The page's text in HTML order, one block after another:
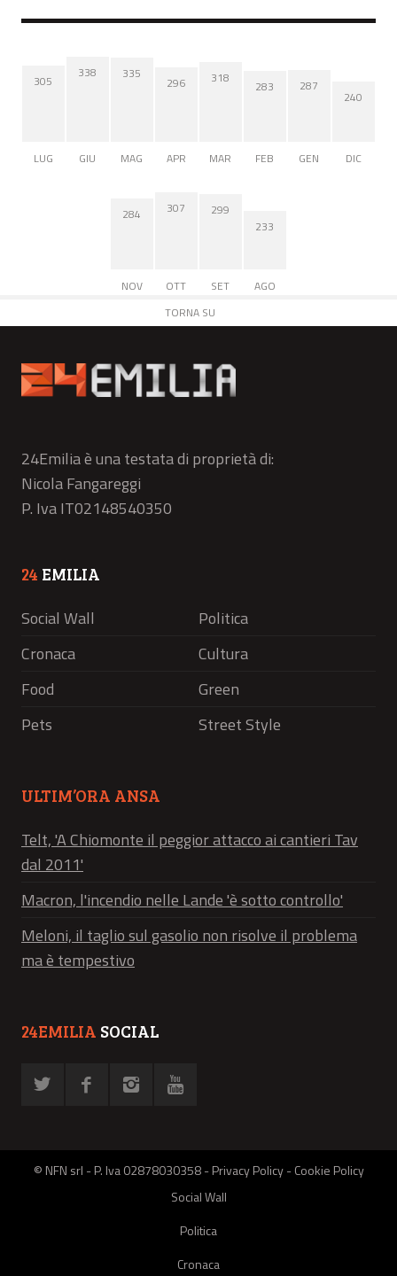
305
LUG
338
GIU
335
MAG
296
APR
318
MAR
283
FEB
287
GEN
240
DIC
284
NOV
307
OTT
299
SET
233
AGO
TORNA SU
24Emilia è una testata di proprietà di:
Nicola Fangareggi
P. Iva IT02148540350
24 EMILIA
Social Wall
Politica
Cronaca
Cultura
Food
Green
Pets
Street Style
ULTIM’ORA ANSA
Telt, 'A Chiomonte il peggior attacco ai cantieri Tav
dal 2011'
Macron, l'incendio nelle Lande 'è sotto controllo'
Meloni, il taglio sul gasolio non risolve il problema
ma è tempestivo
24EMILIA SOCIAL
© NFN srl - P. Iva 02878030358 -Privacy Policy-Cookie Policy
Social Wall
Politica
Cronaca